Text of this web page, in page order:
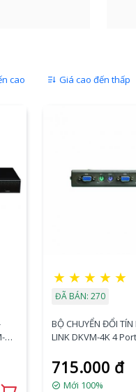
cao Giá cao đến thấp
★ ★ ★ ★ ★
ĐÃ BÁN: 270
BỘ CHUYỂN ĐỔI TÍN
LINK DKVM-4K 4
715.000 đ
Mới 100%